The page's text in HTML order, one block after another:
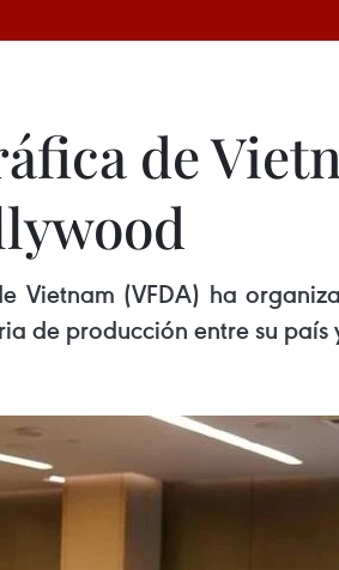
de
(VFDA) ha
de producción entre su país